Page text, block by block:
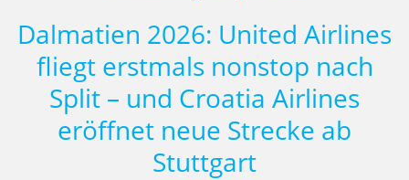
Dalmatien 2026: United Airlines
fliegt erstmals nonstop nach
Split – und Croatia Airlines
eröffnet neue Strecke ab
Stuttgart